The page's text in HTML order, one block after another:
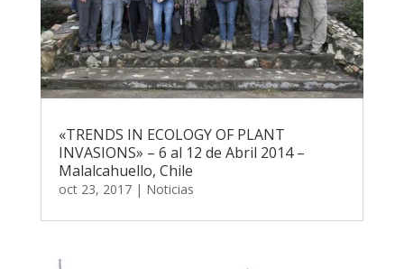
«TRENDS IN ECOLOGY OF PLANT
INVASIONS» – 6 al 12 de Abril 2014 –
Malalcahuello, Chile
oct 23, 2017| Noticias